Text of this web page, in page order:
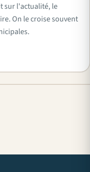
sur l'actualité, le
On le croise souvent